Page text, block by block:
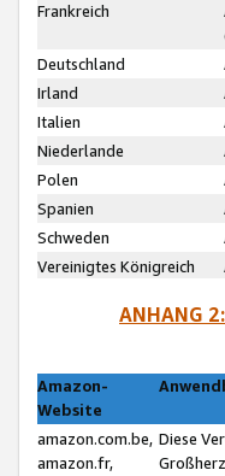
Frankreich
Deutschland
Irland
Italien
Niederlande
Polen
Spanien
Schweden
Vereinigtes Königreich
ANHANG
Amazon-
Website
amazon.com.be,
amazon.fr,
Diese